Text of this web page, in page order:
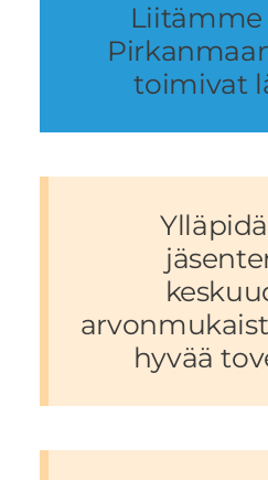
Liitämme
toimivat
hyvää